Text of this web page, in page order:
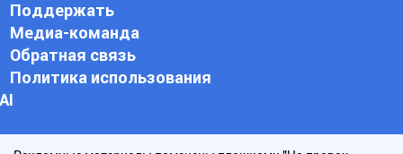
Поддержать
Медиа-команда
Обратная связь
Политика использования
АI